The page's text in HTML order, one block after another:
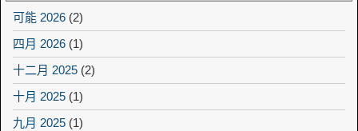
可能 2026 (2)
四月 2026 (1)
十二月 2025 (2)
十月 2025 (1)
九月 2025 (1)